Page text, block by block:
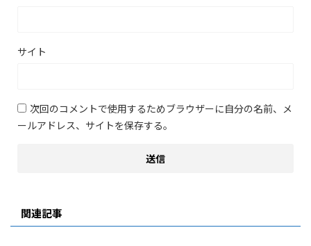
サイト
次回のコメントで使用するためブラウザーに自分の名前、メ
ールアドレス、サイトを保存する。
関連記事